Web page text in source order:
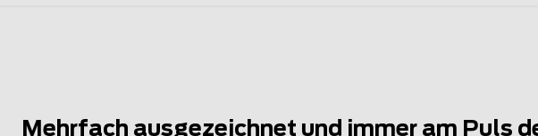
Mehrfach ausgezeichnet und immer am Puls